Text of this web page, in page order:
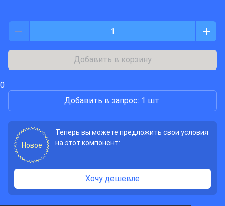
Добавить в корзину
0
Добавить в запрос: 1 шт.
Новое
Теперь вы можете предложить свои условия
на этот компонент:
Хочу дешевле